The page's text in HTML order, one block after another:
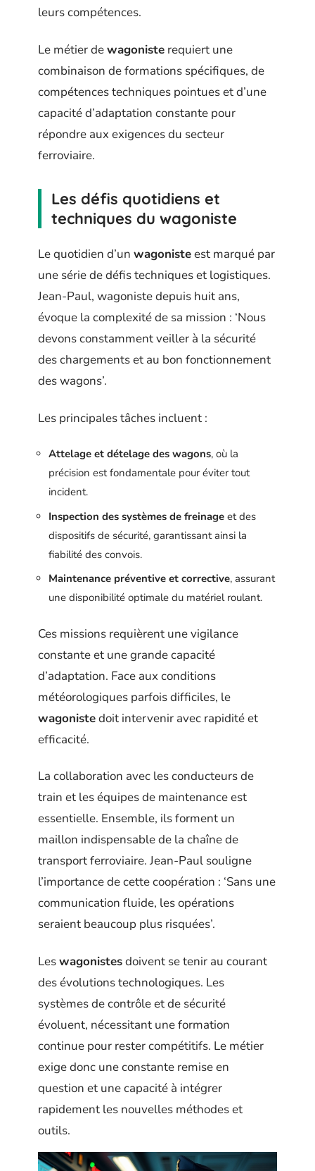
leurs compétences.
Le métier dewagoniste requiert une
combinaison de formations spécifiques, de
compétences techniques pointues et d’une
capacité d’adaptation constante pour
répondre aux exigences du secteur
ferroviaire.
Les défis quotidiens et
techniques du wagoniste
Le quotidien d’un wagonisteest marqué par
une série de défis techniques et logistiques.
Jean-Paul, wagoniste depuis huit ans,
évoque la complexité de sa mission : ‘Nous
devons constamment veiller à la sécurité
des chargements et au bon fonctionnement
des wagons’.
Les principales tâches incluent :
Attelage et dételage des wagons, où la
précision est fondamentale pour éviter tout
incident.
Inspection des systèmes de freinage et des
dispositifs de sécurité, garantissant ainsi la
fiabilité des convois.
Maintenance préventive et corrective, assurant
une disponibilité optimale du matériel roulant.
Ces missions requièrent une vigilance
constante et une grande capacité
d’adaptation. Face aux conditions
météorologiques parfois difficiles, le
wagonistedoit intervenir avec rapidité et
efficacité.
La collaboration avec les conducteurs de
train et les équipes de maintenance est
essentielle. Ensemble, ils forment un
maillon indispensable de la chaîne de
transport ferroviaire. Jean-Paul souligne
l’importance de cette coopération : ‘Sans une
communication fluide, les opérations
seraient beaucoup plus risquées’.
Leswagonistesdoivent se tenir au courant
des évolutions technologiques. Les
systèmes de contrôle et de sécurité
évoluent, nécessitant une formation
continue pour rester compétitifs. Le métier
exige donc une constante remise en
question et une capacité à intégrer
rapidement les nouvelles méthodes et
outils.